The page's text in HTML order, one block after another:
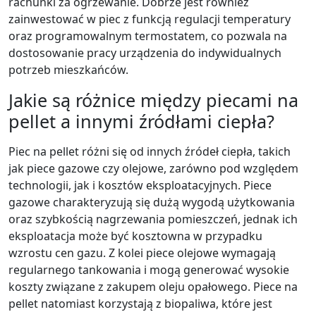
zainwestować w piec z funkcją regulacji temperatury
oraz programowalnym termostatem, co pozwala na
dostosowanie pracy urządzenia do indywidualnych
potrzeb mieszkańców.
Jakie są różnice między piecami na
pellet a innymi źródłami ciepła?
Piec na pellet różni się od innych źródeł ciepła, takich
jak piece gazowe czy olejowe, zarówno pod względem
technologii, jak i kosztów eksploatacyjnych. Piece
gazowe charakteryzują się dużą wygodą użytkowania
oraz szybkością nagrzewania pomieszczeń, jednak ich
eksploatacja może być kosztowna w przypadku
wzrostu cen gazu. Z kolei piece olejowe wymagają
regularnego tankowania i mogą generować wysokie
koszty związane z zakupem oleju opałowego. Piece na
pellet natomiast korzystają z biopaliwa, które jest